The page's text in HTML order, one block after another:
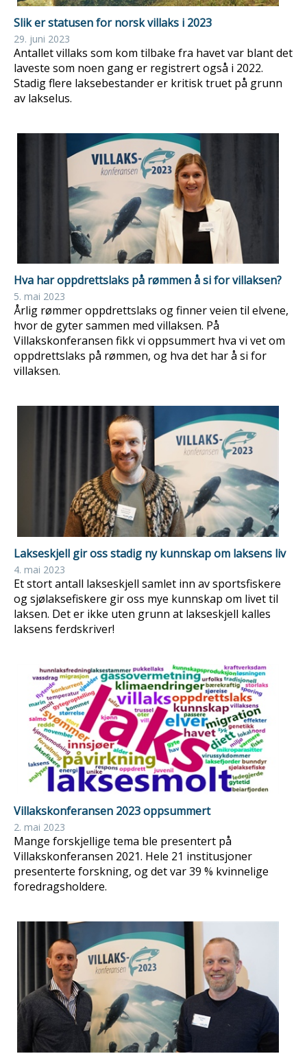
Slik er statusen for norsk villaks i 2023
29. juni 2023
Antallet villaks som kom tilbake fra havet var blant det
laveste som noen gang er registrert også i 2022.
Stadig flere laksebestander er kritisk truet på grunn
av lakselus.
Hva har oppdrettslaks på rømmen å si for villaksen?
5. mai 2023
Årlig rømmer oppdrettslaks og finner veien til elvene,
hvor de gyter sammen med villaksen. På
Villakskonferansen fikk vi oppsummert hva vi vet om
oppdrettslaks på rømmen, og hva det har å si for
villaksen.
Lakseskjell gir oss stadig ny kunnskap om laksens liv
4. mai 2023
Et stort antall lakseskjell samlet inn av sportsfiskere
og sjølaksefiskere gir oss mye kunnskap om livet til
laksen. Det er ikke uten grunn at lakseskjell kalles
laksens ferdskriver!
Villakskonferansen 2023 oppsummert
2. mai 2023
Mange forskjellige tema ble presentert på
Villakskonferansen 2021. Hele 21 institusjoner
presenterte forskning, og det var 39 % kvinnelige
foredragsholdere.